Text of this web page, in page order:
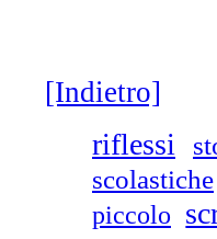
Il
[Indietro]
riflessi
scolastiche
piccolo